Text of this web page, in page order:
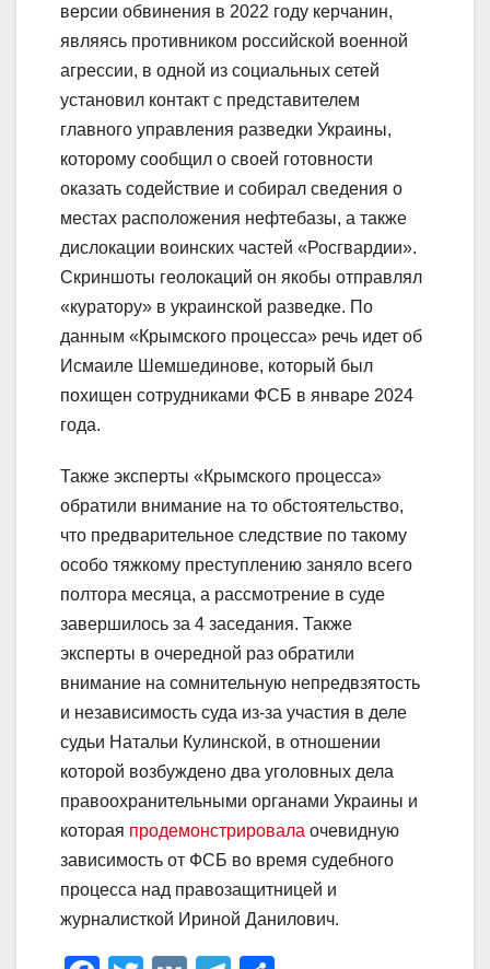
версии обвинения в 2022 году керчанин,
являясь противником российской военной
агрессии, в одной из социальных сетей
установил контакт с представителем
главного управления разведки Украины,
которому сообщил о своей готовности
оказать содействие и собирал сведения о
местах расположения нефтебазы, а также
дислокации воинских частей «Росгвардии».
Скриншоты геолокаций он якобы отправлял
«куратору» в украинской разведке. По
данным «Крымского процесса» речь идет об
Исмаиле Шемшединове, который был
похищен сотрудниками ФСБ в январе 2024
года.
Также эксперты «Крымского процесса»
обратили внимание на то обстоятельство,
что предварительное следствие по такому
особо тяжкому преступлению заняло всего
полтора месяца, а рассмотрение в суде
завершилось за 4 заседания. Также
эксперты в очередной раз обратили
внимание на сомнительную непредвзятость
и независимость суда из-за участия в деле
судьи Натальи Кулинской, в отношении
которой возбуждено два уголовных дела
правоохранительными органами Украины и
которая продемонстрировала очевидную
зависимость от ФСБ во время судебного
процесса над правозащитницей и
журналисткой Ириной Данилович.